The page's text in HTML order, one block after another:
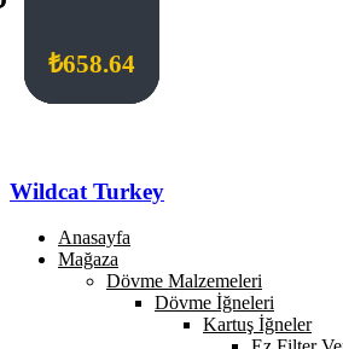
Wildcat Turkey
Anasayfa
Mağaza
Dövme Malzemeleri
Dövme İğneleri
Kartuş İğneler
₺109.77
₺164.66
₺98.80
₺658.64